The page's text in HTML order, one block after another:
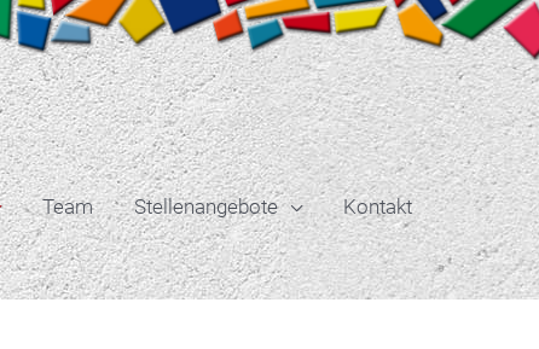
Team Stellenangebote Kontakt